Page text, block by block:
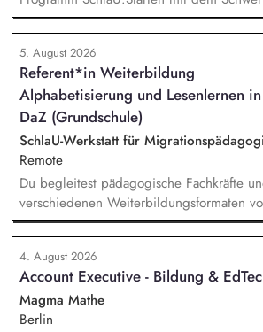
"Alphabetisierung in DaZ für die
zukünftig weitere auf Unterrichtsmaterial
mit den Schwerpunkten sprachensensibles
rassismuskritisches Deutschlernen von der
die Berufliche Bildung. Der Bereich
entwickelt in seinen Projekten dazu
innovative Unterrichtsmaterialien und
Fachkräfte mit daran angeschlossenen
Weiterbildungsangeboten online wie
5. August 2026
Referent*in Weiterbildung
Alphabetisierung und Lesenlernen in
DaZ (Grundschule)
SchlaU-Werkstatt für
Remote
Du begleitest pädagogische Fachkräfte
verschiedenen Weiterbildungsformaten
Online-Workshops bis hin zu
Online-Selbstlernkurse für unsere
Die inhaltlichen Schwerpunkte liegen
Bereichen Lesen lernen,
Alphabetisierung in der Grundschule.
4. August 2026
Account Executive - Bildung &
Magma Mathe
Berlin